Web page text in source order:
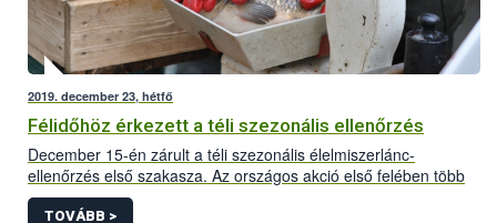
2019. december 23, hétfő
Félidőhöz érkezett a téli szezonális ellenőrzés
December 15-én zárult a téli szezonális élelmiszerlánc-
ellenőrzés első szakasza. Az országos akció első felében több
mint 1800 előállító- és forgalmazó helyet ellenőriztek a
szakemberek, figyelmeztetést és bírságot egyaránt 69
TOVÁBB >